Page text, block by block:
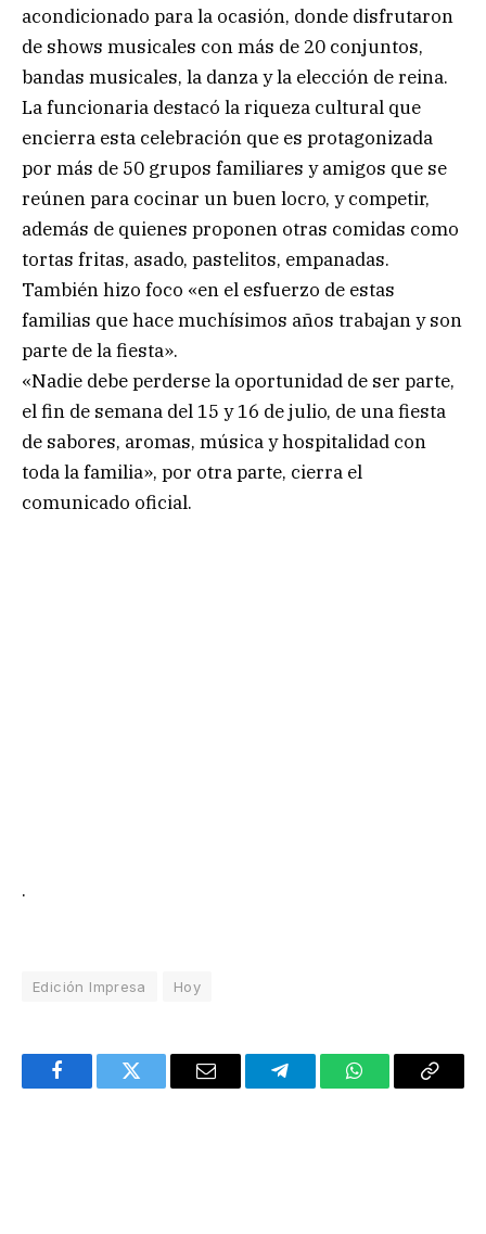
acondicionado para la ocasión, donde disfrutaron
de shows musicales con más de 20 conjuntos,
bandas musicales, la danza y la elección de reina.
La funcionaria destacó la riqueza cultural que
encierra esta celebración que es protagonizada
por más de 50 grupos familiares y amigos que se
reúnen para cocinar un buen locro, y competir,
además de quienes proponen otras comidas como
tortas fritas, asado, pastelitos, empanadas.
También hizo foco «en el esfuerzo de estas
familias que hace muchísimos años trabajan y son
parte de la fiesta».
«Nadie debe perderse la oportunidad de ser parte,
el fin de semana del 15 y 16 de julio, de una fiesta
de sabores, aromas, música y hospitalidad con
toda la familia», por otra parte, cierra el
comunicado oficial.
.
Edición Impresa Hoy
FacebookTwitter Email TelegramWhatsAppCopy